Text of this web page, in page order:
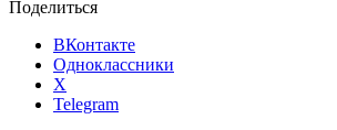
Поделиться
ВКонтакте
Одноклассники
X
Telegram